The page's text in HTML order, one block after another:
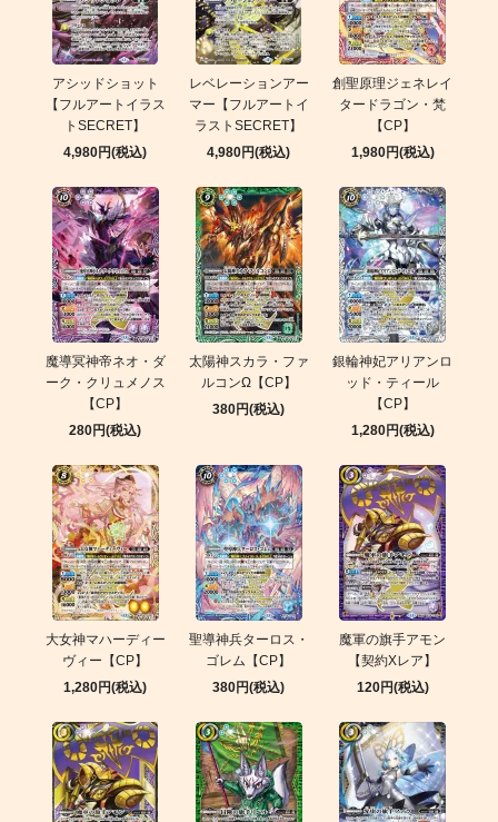
アシッドショット
【フルアートイラス
トSECRET】
4,980円(税込)
レベレーションアー
マー【フルアートイ
ラストSECRET】
4,980円(税込)
創聖原理ジェネレイ
タードラゴン・梵
【CP】
1,980円(税込)
魔導冥神帝ネオ・ダ
ーク・クリュメノス
【CP】
280円(税込)
太陽神スカラ・ファ
ルコンΩ【CP】
380円(税込)
銀輪神妃アリアンロ
ッド・ティール
【CP】
1,280円(税込)
大女神マハーディー
ヴィー【CP】
1,280円(税込)
聖導神兵ターロス・
ゴレム【CP】
380円(税込)
魔軍の旗手アモン
【契約Xレア】
120円(税込)